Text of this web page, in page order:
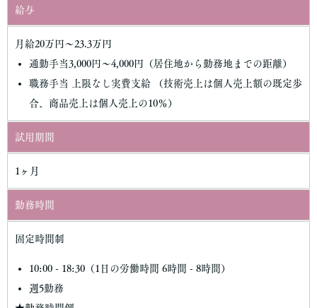
給与
月給20万円～23.3万円
通勤手当3,000円～4,000円（居住地から勤務地までの距離）
職務手当 上限なし実費支給 （技術売上は個人売上額の既定歩
合、商品売上は個人売上の10％）
試用期間
1ヶ月
勤務時間
固定時間制
10:00 - 18:30（1日の労働時間 6時間 - 8時間）
週5勤務